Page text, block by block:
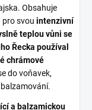
Obsahuje
pro svou intenzivní
teplou vůni se
Řecka používal
chrámové
do voňavek,
a balzamickou